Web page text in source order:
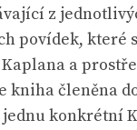
z
povídek, které
a
kniha členěna
konkrétní